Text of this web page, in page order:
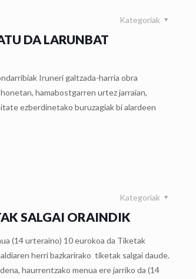
Kategoriak
DA LARUNBAT
Iruneri galtzada-harria obra
hamabostgarren urtez jarraian,
ezberdinetako buruzagiak bi alardeen
Kategoriak
SALGAI ORAINDIK
(14 urteraino) 10 eurokoa da Tiketak
herri bazkarirako tiketak salgai daude.
haurrentzako menua ere jarriko da (14